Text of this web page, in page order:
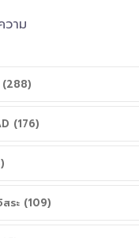
าม
(288)
(176)
สระ (109)